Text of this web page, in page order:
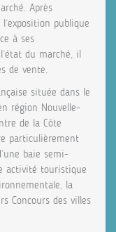
Après
publique
à ses
du marché, il
de vente.
située dans le
région Nouvelle-
de la Côte
particulièrement
baie semi-
activité touristique
la
Concours des villes